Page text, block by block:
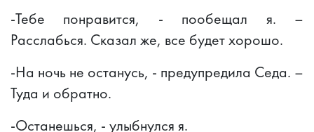
-Тебе понравится, - пообещал я. –
Расслабься. Сказал же, все будет хорошо.
-На ночь не останусь, - предупредила Седа. –
Туда и обратно.
-Останешься, - улыбнулся я.